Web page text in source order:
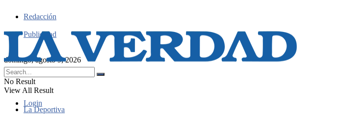
Redacción
Publicidad
domingo, agosto 9, 2026
Login
No Result
View All Result
La Deportiva